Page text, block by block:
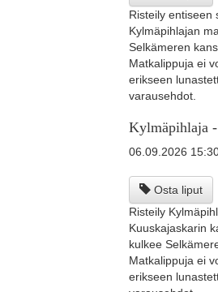
Risteily entiseen
Kylmäpihlajan
Selkämeren
Matkalippuja ei
erikseen
varausehdot.
Kylmäpihlaja
06.09.2026
Osta liput
Risteily
Kuuskajaskarin
kulkee
Matkalippuja ei
erikseen